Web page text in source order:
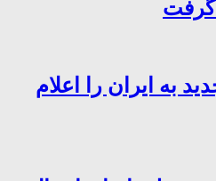
گرفت
به ایران را اعلام